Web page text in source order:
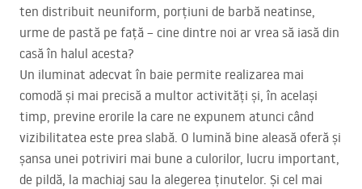
ten distribuit neuniform, porțiuni de barbă neatinse,
urme de pastă pe față – cine dintre noi ar vrea să iasă din
casă în halul acesta?
Un iluminat adecvat în baie permite realizarea mai
comodă și mai precisă a multor activități și, în același
timp, previne erorile la care ne expunem atunci când
vizibilitatea este prea slabă. O lumină bine aleasă oferă și
șansa unei potriviri mai bune a culorilor, lucru important,
de pildă, la machiaj sau la alegerea ținutelor. Și cel mai